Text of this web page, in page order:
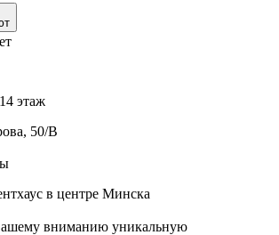
этаж
50/В
в центре Минска
вниманию уникальную